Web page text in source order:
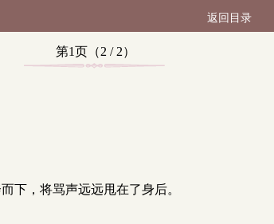
返回目录
第1页（2 / 2）
下，将骂声远远甩在了身后。